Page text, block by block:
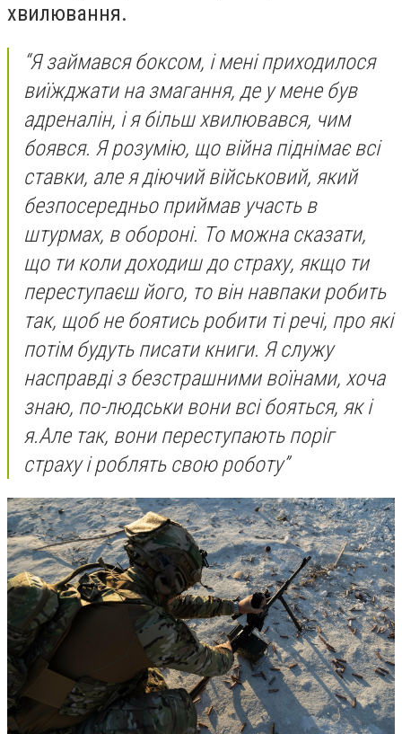
хвилювання.
“Я займався боксом, і мені приходилося
виїжджати на змагання, де у мене був
адреналін, і я більш хвилювався, чим
боявся. Я розумію, що війна піднімає всі
ставки, але я діючий військовий, який
безпосередньо приймав участь в
штурмах, в обороні. То можна сказати,
що ти коли доходиш до страху, якщо ти
переступаєш його, то він навпаки робить
так, щоб не боятись робити ті речі, про які
потім будуть писати книги. Я служу
насправді з безстрашними воїнами, хоча
знаю, по-людськи вони всі бояться, як і
я.Але так, вони переступають поріг
страху і роблять свою роботу”